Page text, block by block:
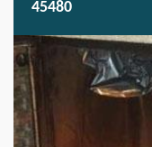
45480